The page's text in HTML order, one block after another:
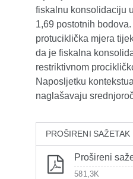
fiskalnu konsolidaciju
1,69 postotnih
protuciklička mjera
da je fiskalna
restriktivnom
Naposljetku
naglašavaju
PROŠIRENI SAŽETAK
Prošireni
581,3K